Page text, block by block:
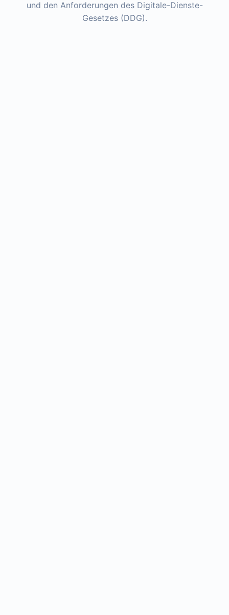
und den Anforderungen des Digitale-Dienste-
Gesetzes (DDG).